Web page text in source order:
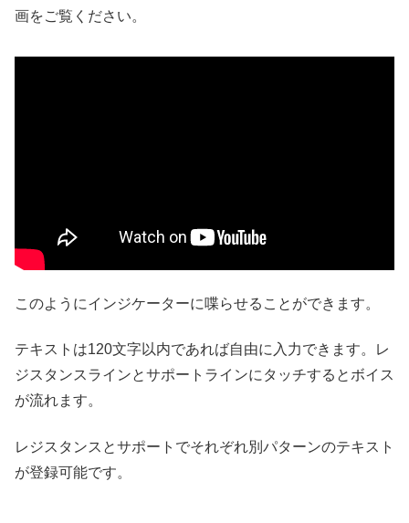
画をご覧ください。
このようにインジケーターに喋らせることができます。
テキストは120文字以内であれば自由に入力できます。レ
ジスタンスラインとサポートラインにタッチするとボイス
が流れます。
レジスタンスとサポートでそれぞれ別パターンのテキスト
が登録可能です。